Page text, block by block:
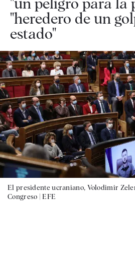
"heredero de un
estado"
El presidente ucraniano, Volodimir
Congreso |EFE